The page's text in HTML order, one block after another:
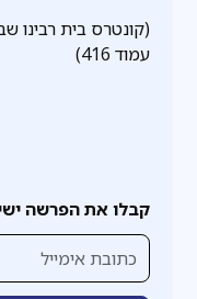
קבלו את הפרשה
(קונטרס בית רבינו
עמוד 416)